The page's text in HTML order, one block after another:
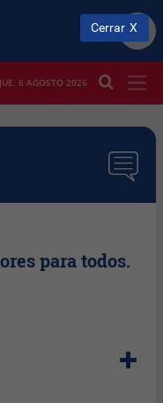
JUE. 6 AGOSTO 2026
para todos.
Cerrar